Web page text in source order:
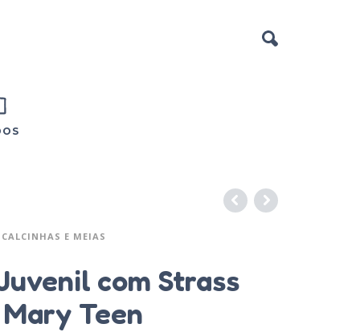
CALCINHAS E MEIAS
com Strass
Mary Teen